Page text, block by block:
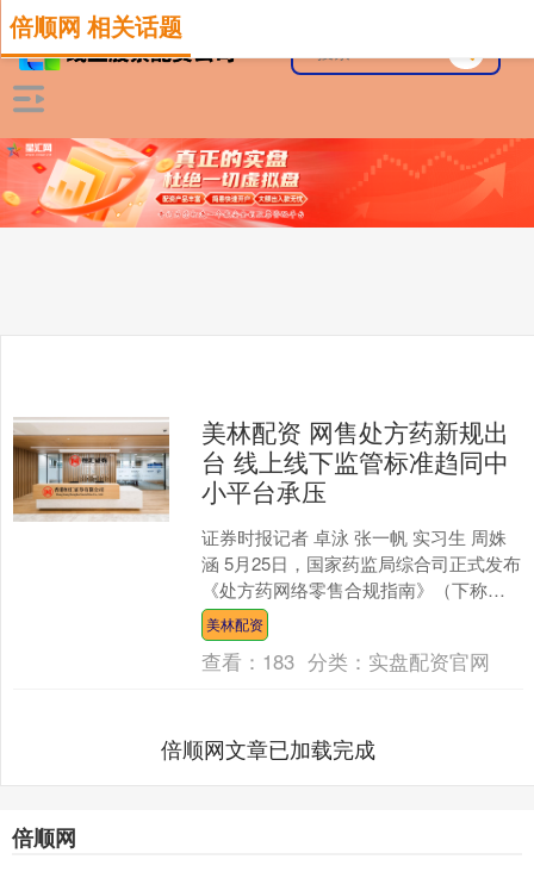
倍顺网 相关话题
美林配资 网售处方药新规出
台 线上线下监管标准趋同中
小平台承压
证券时报记者 卓泳 张一帆 实习生 周姝
涵 5月25日，国家药监局综合司正式发布
《处方药网络零售合规指南》（下称
《指南》），围绕实名购药、配备药
师、信息真实、风....
美林配资
查看： 183 分类： 实盘配资官网
倍顺网文章已加载完成
倍顺网